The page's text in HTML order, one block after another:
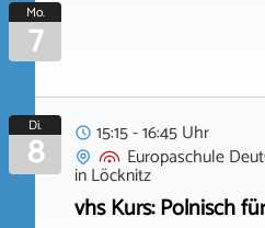
Mo.
7
Di.
8
15:15 - 16:45 Uhr
Europaschule
inLöcknitz
vhs Kurs: Polnisch